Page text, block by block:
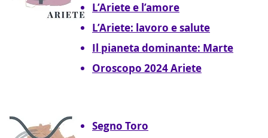
L’Ariete e l’amore
L’Ariete: lavoro e salute
Il pianeta dominante: Marte
Oroscopo 2024 Ariete
Segno Toro